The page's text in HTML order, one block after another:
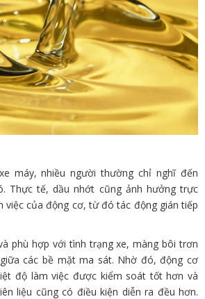
máy, nhiều người thường chỉ nghĩ đến
Thực tế, dầu nhớt cũng ảnh hưởng trực
việc của động cơ, từ đó tác động gián tiếp
phù hợp với tình trạng xe, màng bôi trơn
các bề mặt ma sát. Nhờ đó, động cơ
độ làm việc được kiểm soát tốt hơn và
liệu cũng có điều kiện diễn ra đều hơn.